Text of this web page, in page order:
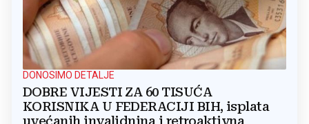
DONOSIMO DETALJE
DOBRE VIJESTI ZA 60 TISUĆA
KORISNIKA U FEDERACIJI BIH, isplata
uvećanih invalidnina i retroaktivna